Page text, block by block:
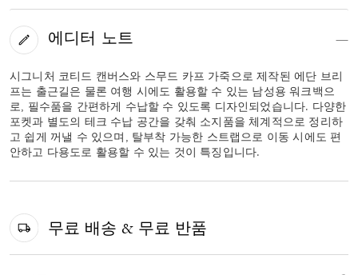
에디터 노트
시그니처 코티드 캔버스와 스무드 카프 가죽으로 제작된 에단 브리
프는 출근길은 물론 여행 시에도 활용할 수 있는 남성용 워크백으
로, 필수품을 간편하게 수납할 수 있도록 디자인되었습니다. 다양한
포켓과 별도의 테크 수납 공간을 갖춰 소지품을 체계적으로 정리하
고 쉽게 꺼낼 수 있으며, 탈부착 가능한 스트랩으로 이동 시에도 편
안하고 다용도로 활용할 수 있는 것이 특징입니다.
무료 배송 & 무료 반품